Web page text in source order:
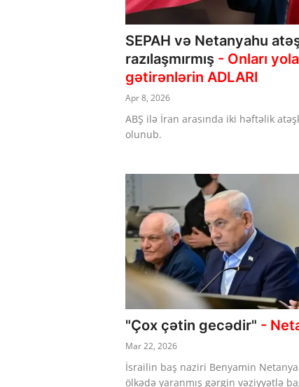
SEPAH və Netanyahu
razılaşmırmış - Onları yola
gətirənlərin ADLARI
Apr 8, 2026
ABŞ ilə İran arasında iki həftəlik
olunub.
"Çox çətin gecədir" -
Mar 22, 2026
İsrailin baş naziri Benyamin
ölkədə yaranmış gərgin vəziyyətlə